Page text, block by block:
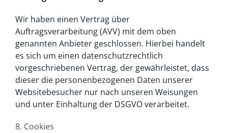
Wir haben einen Vertrag über
Auftragsverarbeitung (AVV) mit dem oben
genannten Anbieter geschlossen. Hierbei handelt
es sich um einen datenschutzrechtlich
vorgeschriebenen Vertrag, der gewährleistet, dass
dieser die personenbezogenen Daten unserer
Websitebesucher nur nach unseren Weisungen
und unter Einhaltung der DSGVO verarbeitet.
8. Cookies